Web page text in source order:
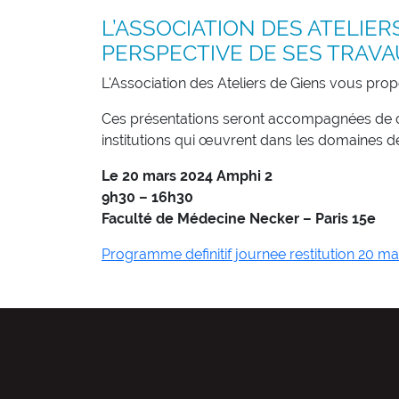
L’ASSOCIATION DES
PERSPECTIVE DE SES
L'Association des Ateliers de Giens vous
Ces présentations seront accompagnées
institutions qui œuvrent dans les domaines
Le 20 mars 2024 Amphi 2
9h30 – 16h30
Faculté de Médecine Necker – Paris 15e
Programme definitif journee restitution 20